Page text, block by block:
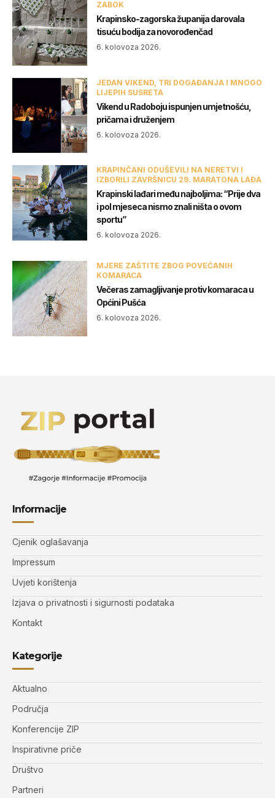
ZABOK
Krapinsko-zagorska županija darovala
tisuću bodija za novorođenčad
6. kolovoza 2026.
JEDAN VIKEND, TRI DOGAĐANJA I MNOGO
LIJEPIH SUSRETA
Vikend u Radoboju ispunjen umjetnošću,
pričama i druženjem
6. kolovoza 2026.
KRAPINČANI ODUŠEVILI NA NERETVI I
IZBORILI ZAVRŠNICU 29. MARATONA LAĐA
Krapinski lađari među najboljima: “Prije dva
i pol mjeseca nismo znali ništa o ovom
sportu”
6. kolovoza 2026.
MJERE ZAŠTITE ZBOG POVEĆANIH
KOMARACA
Večeras zamagljivanje protiv komaraca u
Općini Pušća
6. kolovoza 2026.
Informacije
Cjenik oglašavanja
Impressum
Uvjeti korištenja
Izjava o privatnosti i sigurnosti podataka
Kontakt
Kategorije
Aktualno
Područja
Konferencije ZIP
Inspirativne priče
Društvo
Partneri